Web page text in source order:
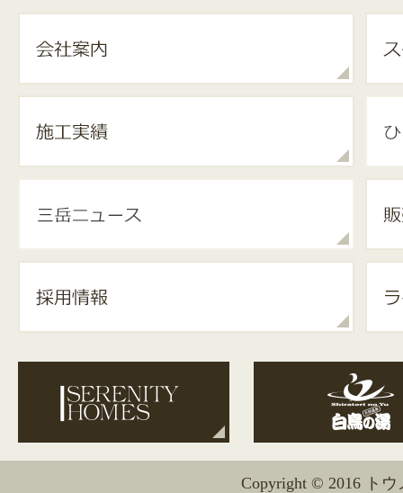
Copyright © 2016 ト